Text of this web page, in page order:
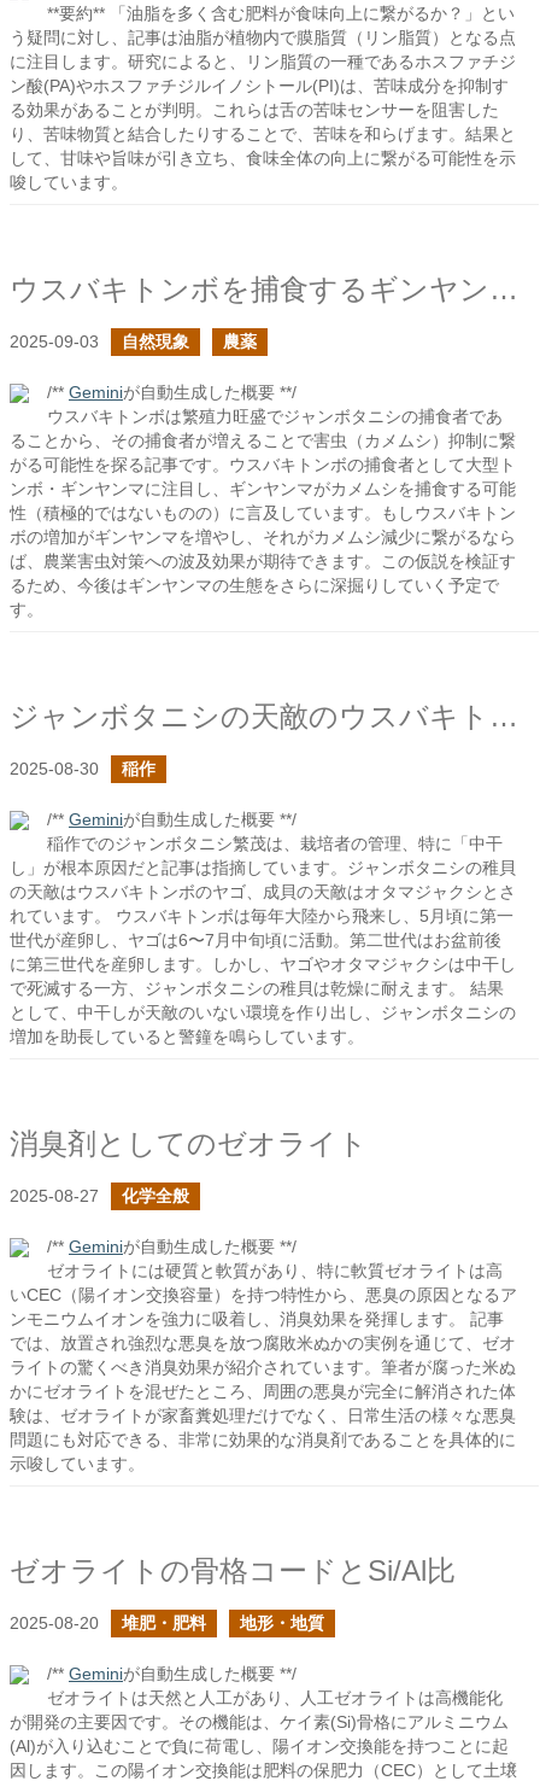
**要約** 「油脂を多く含む肥料が食味向上に繋がるか？」とい
う疑問に対し、記事は油脂が植物内で膜脂質（リン脂質）となる点
に注目します。研究によると、リン脂質の一種であるホスファチジ
ン酸(PA)やホスファチジルイノシトール(PI)は、苦味成分を抑制す
る効果があることが判明。これらは舌の苦味センサーを阻害した
り、苦味物質と結合したりすることで、苦味を和らげます。結果と
して、甘味や旨味が引き立ち、食味全体の向上に繋がる可能性を示
唆しています。
ウスバキトンボを捕食するギンヤンマはカメムシも捕食する？
2025-09-03 自然現象 農薬
/** Geminiが自動生成した概要 **/
ウスバキトンボは繁殖力旺盛でジャンボタニシの捕食者であ
ることから、その捕食者が増えることで害虫（カメムシ）抑制に繋
がる可能性を探る記事です。ウスバキトンボの捕食者として大型ト
ンボ・ギンヤンマに注目し、ギンヤンマがカメムシを捕食する可能
性（積極的ではないものの）に言及しています。もしウスバキトン
ボの増加がギンヤンマを増やし、それがカメムシ減少に繋がるなら
ば、農業害虫対策への波及効果が期待できます。この仮説を検証す
るため、今後はギンヤンマの生態をさらに深掘りしていく予定で
す。
ジャンボタニシの天敵のウスバキトンボの産卵時期はいつか？
2025-08-30 稲作
/** Geminiが自動生成した概要 **/
稲作でのジャンボタニシ繁茂は、栽培者の管理、特に「中干
し」が根本原因だと記事は指摘しています。ジャンボタニシの稚貝
の天敵はウスバキトンボのヤゴ、成貝の天敵はオタマジャクシとさ
れています。 ウスバキトンボは毎年大陸から飛来し、5月頃に第一
世代が産卵し、ヤゴは6〜7月中旬頃に活動。第二世代はお盆前後
に第三世代を産卵します。しかし、ヤゴやオタマジャクシは中干し
で死滅する一方、ジャンボタニシの稚貝は乾燥に耐えます。 結果
として、中干しが天敵のいない環境を作り出し、ジャンボタニシの
増加を助長していると警鐘を鳴らしています。
消臭剤としてのゼオライト
2025-08-27 化学全般
/** Geminiが自動生成した概要 **/
ゼオライトには硬質と軟質があり、特に軟質ゼオライトは高
いCEC（陽イオン交換容量）を持つ特性から、悪臭の原因となるア
ンモニウムイオンを強力に吸着し、消臭効果を発揮します。 記事
では、放置され強烈な悪臭を放つ腐敗米ぬかの実例を通じて、ゼオ
ライトの驚くべき消臭効果が紹介されています。筆者が腐った米ぬ
かにゼオライトを混ぜたところ、周囲の悪臭が完全に解消された体
験は、ゼオライトが家畜糞処理だけでなく、日常生活の様々な悪臭
問題にも対応できる、非常に効果的な消臭剤であることを具体的に
示唆しています。
ゼオライトの骨格コードとSi/Al比
2025-08-20 堆肥・肥料 地形・地質
/** Geminiが自動生成した概要 **/
ゼオライトは天然と人工があり、人工ゼオライトは高機能化
が開発の主要因です。その機能は、ケイ素(Si)骨格にアルミニウム
(Al)が入り込むことで負に荷電し、陽イオン交換能を持つことに起
因します。この陽イオン交換能は肥料の保肥力（CEC）として土壌